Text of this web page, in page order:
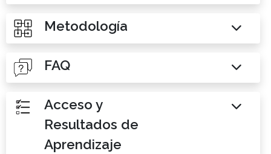
Metodología
FAQ
Acceso y
Resultados de
Aprendizaje